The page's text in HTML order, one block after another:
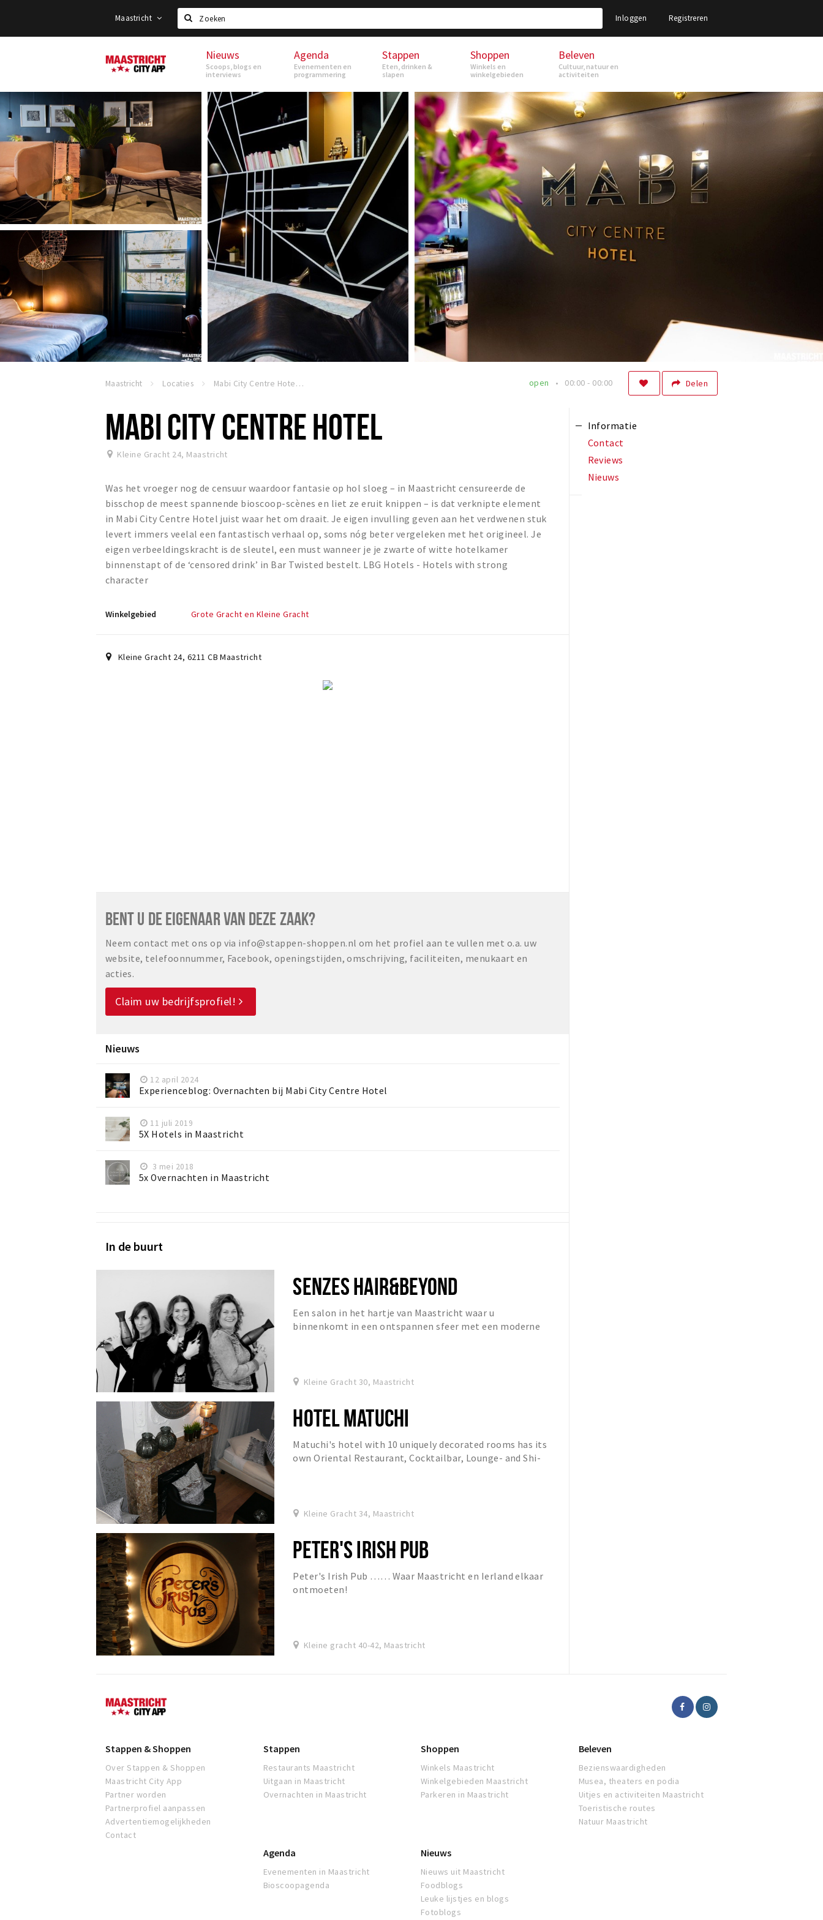
Maastricht
Zoeken
Inloggen Registreren
Maastricht Nieuws
Scoops, blogs en
interviews
Agenda
Evenementen en
programmering
Stappen
Eten, drinken &
slapen
Shoppen
Winkels en
winkelgebieden
Beleven
Cultuur, natuur en
activiteiten
Maastricht Locaties Mabi City Centre Hotel Delen
open 00:00 - 00:00
MABI CITY CENTRE HOTEL
Kleine Gracht 24, Maastricht
Was het vroeger nog de censuur waardoor fantasie op hol sloeg – in Maastricht censureerde de
bisschop de meest spannende bioscoop-scènes en liet ze eruit knippen – is dat verknipte element
in Mabi City Centre Hotel juist waar het om draait. Je eigen invulling geven aan het verdwenen stuk
levert immers veelal een fantastisch verhaal op, soms nóg beter vergeleken met het origineel. Je
eigen verbeeldingskracht is de sleutel, een must wanneer je je zwarte of witte hotelkamer
binnenstapt of de ‘censored drink’ in Bar Twisted bestelt. LBG Hotels - Hotels with strong
character
Winkelgebied Grote Gracht en Kleine Gracht
Kleine Gracht 24, 6211 CB Maastricht
BENT U DE EIGENAAR VAN DEZE ZAAK?
Neem contact met ons op via info@stappen-shoppen.nl om het profiel aan te vullen met o.a. uw
website, telefoonnummer, Facebook, openingstijden, omschrijving, faciliteiten, menukaart en
acties.
Claim uw bedrijfsprofiel!
Nieuws
12 april 2024
Experienceblog: Overnachten bij Mabi City Centre Hotel
11 juli 2019
5X Hotels in Maastricht
3 mei 2018
5x Overnachten in Maastricht
In de buurt
SENZES HAIR&BEYOND
Een salon in het hartje van Maastricht waar u
binnenkomt in een ontspannen sfeer met een moderne
Kleine Gracht 30, Maastricht
HOTEL MATUCHI
Matuchi's hotel with 10 uniquely decorated rooms has its
own Oriental Restaurant, Cocktailbar, Lounge- and Shi-
Kleine Gracht 34, Maastricht
PETER'S IRISH PUB
Peter's Irish Pub …… Waar Maastricht en Ierland elkaar
ontmoeten!
Kleine gracht 40-42, Maastricht
Informatie
Contact
Reviews
Nieuws
Maastricht
Stappen & Shoppen
Over Stappen & Shoppen
Maastricht City App
Partner worden
Partnerprofiel aanpassen
Advertentiemogelijkheden
Contact
Stappen
Restaurants Maastricht
Uitgaan in Maastricht
Overnachten in Maastricht
Shoppen
Winkels Maastricht
Winkelgebieden Maastricht
Parkeren in Maastricht
Beleven
Bezienswaardigheden
Musea, theaters en podia
Uitjes en activiteiten Maastricht
Toeristische routes
Natuur Maastricht
Agenda
Evenementen in Maastricht
Bioscoopagenda
Nieuws
Nieuws uit Maastricht
Foodblogs
Leuke lijstjes en blogs
Fotoblogs